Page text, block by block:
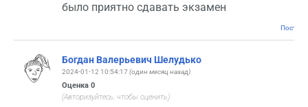
было приятно сдавать экзамен
Богдан Валерьевич Шелудько
2024-01-12 10:54:17 (один месяц назад)
Оценка 0
(Авторизуйтесь, чтобы оценить)